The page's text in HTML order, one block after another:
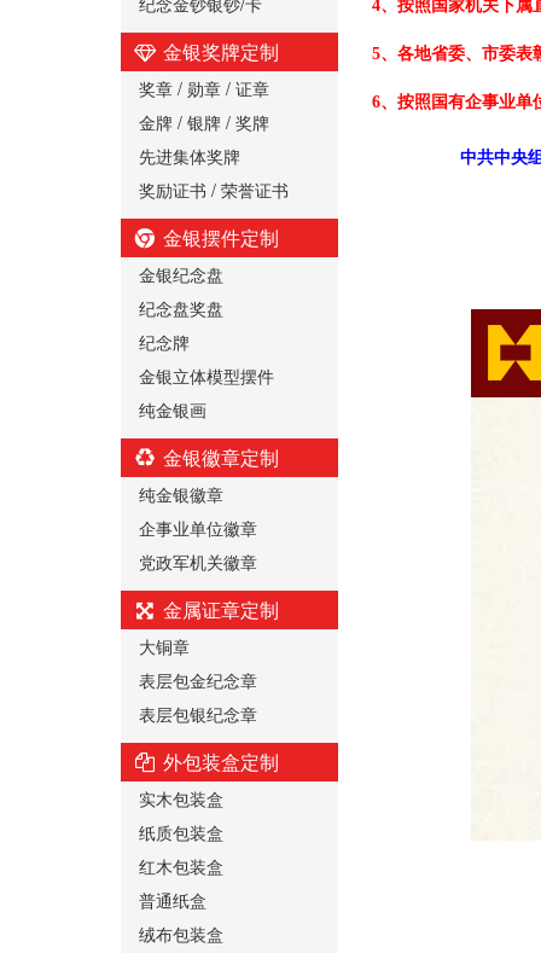
金银奖牌定制
奖章 / 勋章 / 证章
金牌 / 银牌 / 奖牌
先进集体奖牌
奖励证书 / 荣誉证书
金银摆件定制
金银纪念盘
纪念盘奖盘
纪念牌
金银立体模型摆件
纯金银画
金银徽章定制
纯金银徽章
企事业单位徽章
党政军机关徽章
金属证章定制
大铜章
表层包金纪念章
表层包银纪念章
外包装盒定制
实木包装盒
纸质包装盒
红木包装盒
普通纸盒
绒布包装盒
4、按照国家机关下属
5、各地省委、市委表
6、按照国有企事业单
中共中央